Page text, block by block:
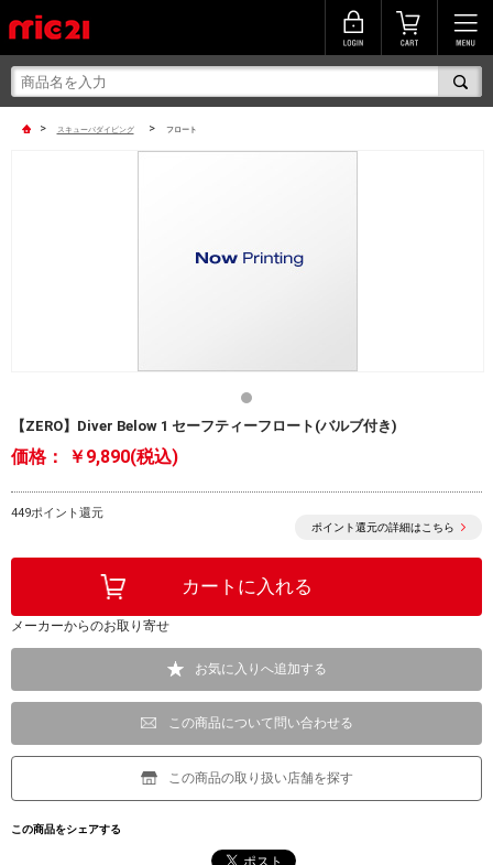
> スキューバダイビング > フロート
【ZERO】Diver Below 1 セーフティーフロート(バルブ付き)
価格： ￥9,890(税込)
449ポイント還元
ポイント還元の詳細はこちら
メーカーからのお取り寄せ
お気に入りへ追加する
この商品について問い合わせる
この商品の取り扱い店舗を探す
この商品をシェアする